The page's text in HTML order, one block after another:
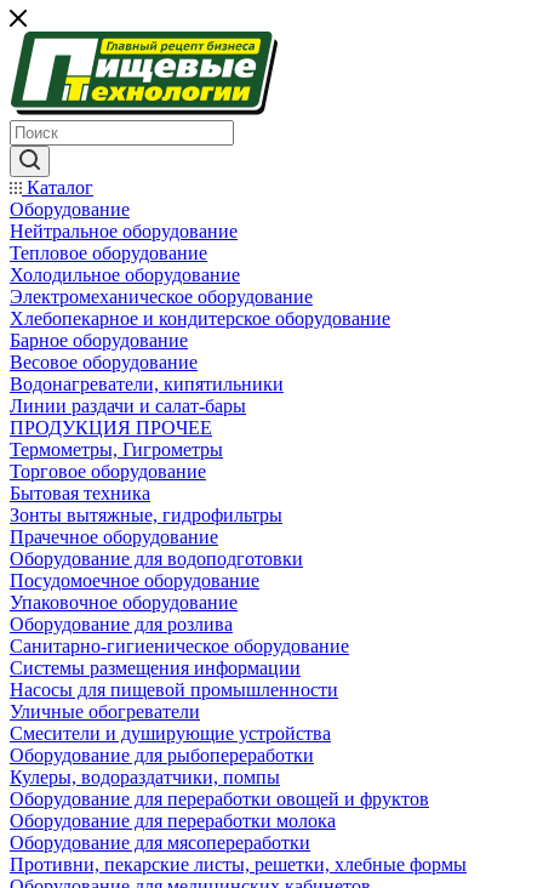
Каталог
Оборудование
Нейтральное оборудование
Тепловое оборудование
Холодильное оборудование
Электромеханическое оборудование
Хлебопекарное и кондитерское оборудование
Барное оборудование
Весовое оборудование
Водонагреватели, кипятильники
Линии раздачи и салат-бары
ПРОДУКЦИЯ ПРОЧЕЕ
Термометры, Гигрометры
Торговое оборудование
Бытовая техника
Зонты вытяжные, гидрофильтры
Прачечное оборудование
Оборудование для водоподготовки
Посудомоечное оборудование
Упаковочное оборудование
Оборудование для розлива
Санитарно-гигиеническое оборудование
Системы размещения информации
Насосы для пищевой промышленности
Уличные обогреватели
Смесители и душирующие устройства
Оборудование для рыбопереработки
Кулеры, водораздатчики, помпы
Оборудование для переработки овощей и фруктов
Оборудование для переработки молока
Оборудование для мясопереработки
Противни, пекарские листы, решетки, хлебные формы